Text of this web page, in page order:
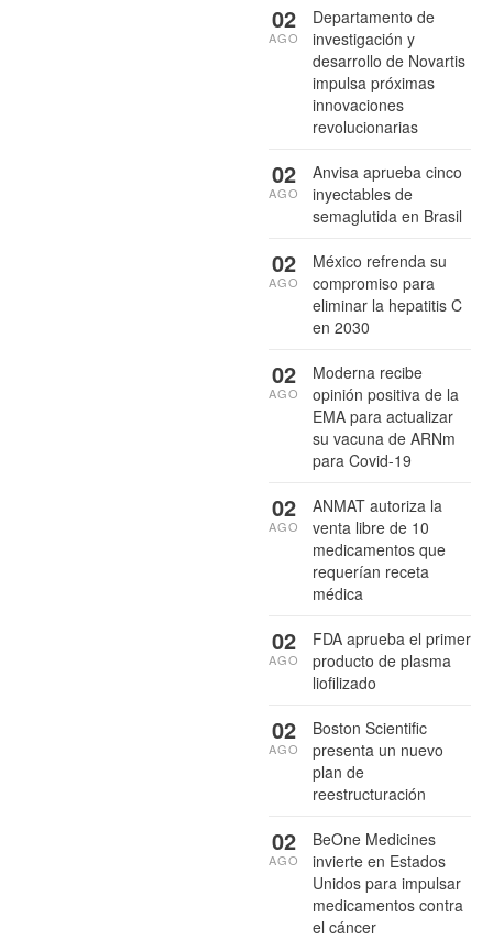
Departamento de
investigación y
desarrollo de Novartis
impulsa próximas
innovaciones
revolucionarias
02
AGO
Anvisa aprueba cinco
inyectables de
semaglutida en Brasil
02
AGO
México refrenda su
compromiso para
eliminar la hepatitis C
en 2030
02
AGO
Moderna recibe
opinión positiva de la
EMA para actualizar
su vacuna de ARNm
para Covid-19
02
AGO
ANMAT autoriza la
venta libre de 10
medicamentos que
requerían receta
médica
02
AGO
FDA aprueba el primer
producto de plasma
liofilizado
02
AGO
Boston Scientific
presenta un nuevo
plan de
reestructuración
02
AGO
BeOne Medicines
invierte en Estados
Unidos para impulsar
medicamentos contra
el cáncer
02
AGO